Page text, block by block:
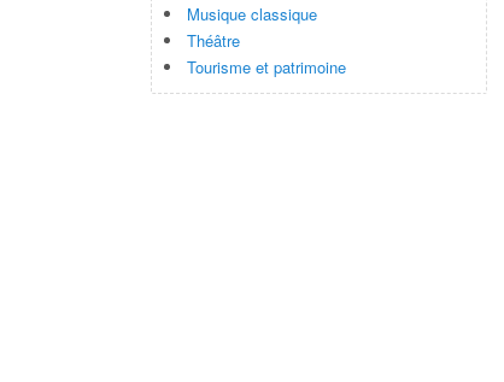
Musique classique
Théâtre
Tourisme et patrimoine